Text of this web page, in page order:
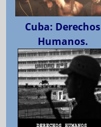
Cuba: Derechos
Humanos.